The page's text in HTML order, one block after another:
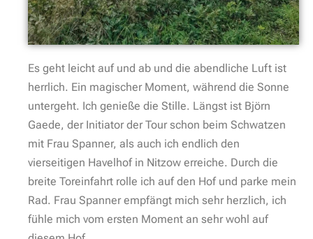
Es geht leicht auf und ab und die abendliche Luft ist
herrlich. Ein magischer Moment, während die Sonne
untergeht. Ich genieße die Stille. Längst ist Björn
Gaede, der Initiator der Tour schon beim Schwatzen
mit Frau Spanner, als auch ich endlich den
vierseitigen Havelhof in Nitzow erreiche. Durch die
breite Toreinfahrt rolle ich auf den Hof und parke mein
Rad. Frau Spanner empfängt mich sehr herzlich, ich
fühle mich vom ersten Moment an sehr wohl auf